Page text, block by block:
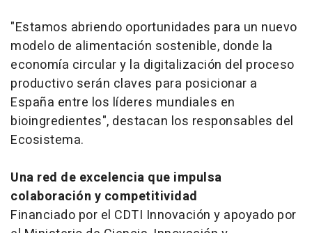
"Estamos abriendo oportunidades para un nuevo
modelo de alimentación sostenible, donde la
economía circular y la digitalización del proceso
productivo serán claves para posicionar a
España entre los líderes mundiales en
bioingredientes", destacan los responsables del
Ecosistema.
Una red de excelencia que impulsa
colaboración y competitividad
Financiado por el CDTI Innovación y apoyado por